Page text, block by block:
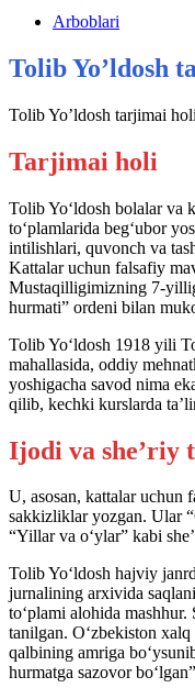
Arboblari
Tolib Yo’ldosh
Tolib Yo’ldosh tarjimai
Tarjimai holi
Tolib Yo‘ldosh bolalar va
to‘plamlarida beg‘ubor
intilishlari, quvonch va
Kattalar uchun falsafiy
Mustaqilligimizning 7-
hurmati” ordeni bilan
Tolib Yo‘ldosh 1918 yili
mahallasida, oddiy
yoshigacha savod nima
qilib, kechki kurslarda
Ijodi va she’riy
U, asosan, kattalar uchun
sakkizliklar yozgan. Ular
“Yillar va o‘ylar” kabi
Tolib Yo‘ldosh hajviy
jurnalining arxivida
to‘plami alohida mashhur.
tanilgan. O‘zbekiston
qalbining amriga
hurmatga sazovor